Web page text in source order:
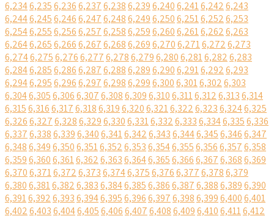
6,2346,2356,2366,2376,2386,2396,2406,2416,2426,243
6,2446,2456,2466,2476,2486,2496,2506,2516,2526,253
6,2546,2556,2566,2576,2586,2596,2606,2616,2626,263
6,2646,2656,2666,2676,2686,2696,2706,2716,2726,273
6,2746,2756,2766,2776,2786,2796,2806,2816,2826,283
6,2846,2856,2866,2876,2886,2896,2906,2916,2926,293
6,2946,2956,2966,2976,2986,2996,3006,3016,3026,303
6,3046,3056,3066,3076,3086,3096,3106,3116,3126,3136,314
6,3156,3166,3176,3186,3196,3206,3216,3226,3236,3246,325
6,3266,3276,3286,3296,3306,3316,3326,3336,3346,3356,336
6,3376,3386,3396,3406,3416,3426,3436,3446,3456,3466,347
6,3486,3496,3506,3516,3526,3536,3546,3556,3566,3576,358
6,3596,3606,3616,3626,3636,3646,3656,3666,3676,3686,369
6,3706,3716,3726,3736,3746,3756,3766,3776,3786,379
6,3806,3816,3826,3836,3846,3856,3866,3876,3886,3896,390
6,3916,3926,3936,3946,3956,3966,3976,3986,3996,4006,401
6,4026,4036,4046,4056,4066,4076,4086,4096,4106,4116,412